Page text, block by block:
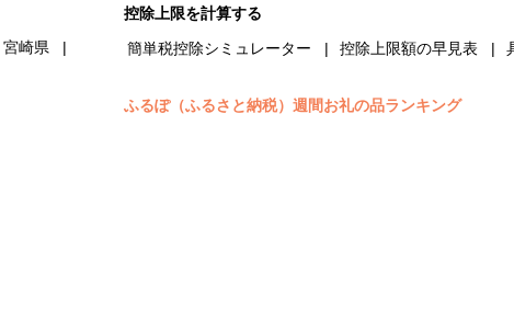
宮崎県
控除上限を計算する
簡単税控除シミュレーター
控除上限額の早見表
ふるぽ（ふるさと納税）週間お礼の品ランキング